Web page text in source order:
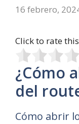
16 febrero,
Click to rate
¿Cómo
del
Cómo abrir